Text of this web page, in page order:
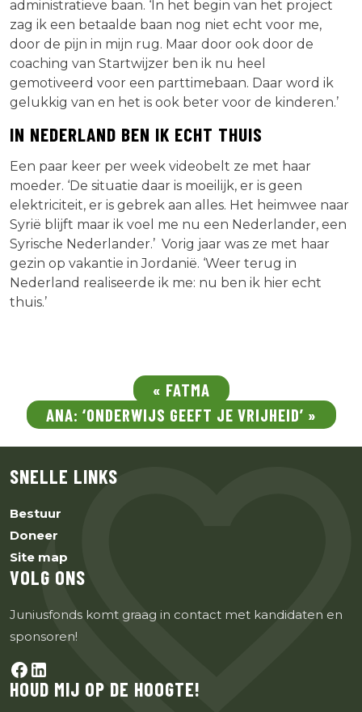
administratieve baan. ‘In het begin van het project
zag ik een betaalde baan nog niet echt voor me,
door de pijn in mijn rug. Maar door ook door de
coaching van Startwijzer ben ik nu heel
gemotiveerd voor een parttimebaan. Daar word ik
gelukkig van en het is ook beter voor de kinderen.’
IN NEDERLAND BEN IK ECHT THUIS
Een paar keer per week videobelt ze met haar
moeder. ‘De situatie daar is moeilijk, er is geen
elektriciteit, er is gebrek aan alles. Het heimwee naar
Syrië blijft maar ik voel me nu een Nederlander, een
Syrische Nederlander.’ Vorig jaar was ze met haar
gezin op vakantie in Jordanië. ‘Weer terug in
Nederland realiseerde ik me: nu ben ik hier echt
thuis.’
« FATMA
ANA: ‘ONDERWIJS GEEFT JE VRIJHEID’ »
SNELLE LINKS
Bestuur
Doneer
Site map
VOLG ONS
Juniusfonds komt graag in contact met kandidaten en
sponsoren!
HOUD MIJ OP DE HOOGTE!